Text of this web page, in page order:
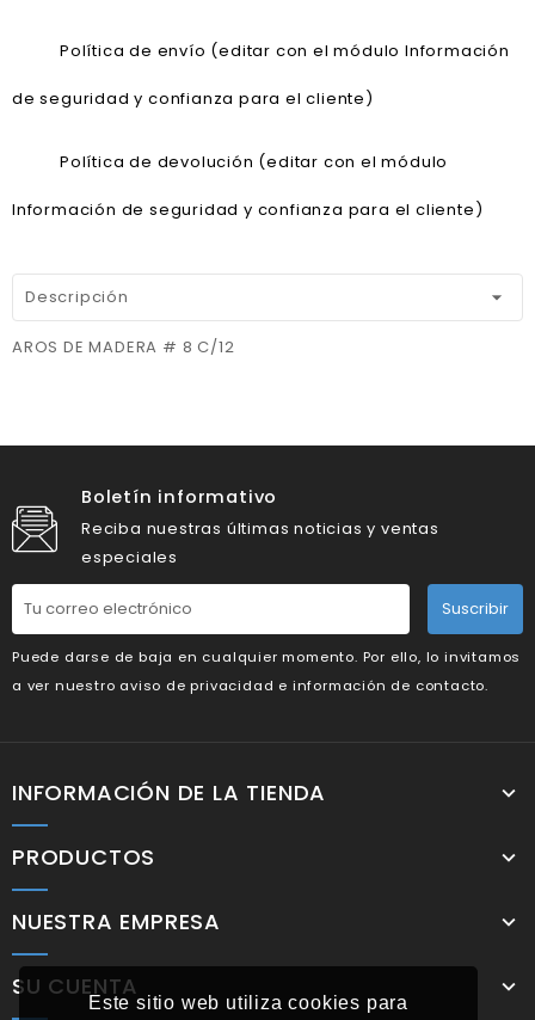
Este sitio web utiliza cookies para
Política de envío (editar con el módulo Información
de seguridad y confianza para el cliente)
Política de devolución (editar con el módulo
Información de seguridad y confianza para el cliente)
Descripción
AROS DE MADERA # 8 C/12
Boletín informativo
Reciba nuestras últimas noticias y ventas
especiales
Suscribir
Puede darse de baja en cualquier momento. Por ello, lo invitamos
a ver nuestro aviso de privacidad e información de contacto.
INFORMACIÓN DE LA TIENDA
PRODUCTOS
NUESTRA EMPRESA
SU CUENTA